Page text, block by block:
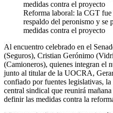
Reforma laboral: la CGT
respaldo del peronismo y se
medidas contra el proyecto
Al encuentro celebrado en el
(Seguros), Cristian Gerónimo
(Camioneros), quienes integran el
junto al titular de la UOCRA,
confiado por fuentes legislativas,
central sindical que reunirá
definir las medidas contra la